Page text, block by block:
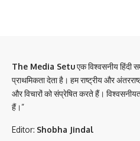
The Media Setuएक विश्वसनीय हिंदी
प्राथमिकता देता है। हम राष्ट्रीय और
और विचारों को संप्रेषित करते हैं।
हैं।”
Editor: Shobha Jindal